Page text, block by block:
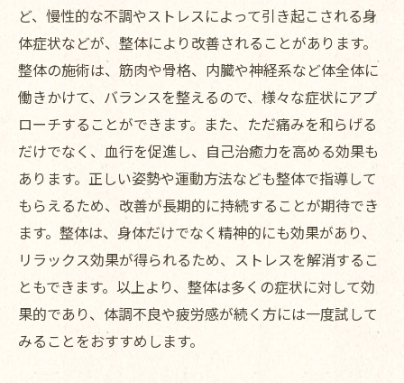
ど、慢性的な不調やストレスによって引き起こされる身
体症状などが、整体により改善されることがあります。
整体の施術は、筋肉や骨格、内臓や神経系など体全体に
働きかけて、バランスを整えるので、様々な症状にアプ
ローチすることができます。また、ただ痛みを和らげる
だけでなく、血行を促進し、自己治癒力を高める効果も
あります。正しい姿勢や運動方法なども整体で指導して
もらえるため、改善が長期的に持続することが期待でき
ます。整体は、身体だけでなく精神的にも効果があり、
リラックス効果が得られるため、ストレスを解消するこ
ともできます。以上より、整体は多くの症状に対して効
果的であり、体調不良や疲労感が続く方には一度試して
みることをおすすめします。